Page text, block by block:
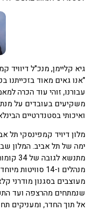
גיא קליימן, מנכ"ל
"אנו גאים מאוד בזכייתנו
עבורנו, זוהי עוד הכרה
משקיעים בעובדים על
ואיכותי בסטנדרטיים
ימה של תל אביב. המלון
מנהלים ו-14
מעוצבים בסגנון מודרני
שנמתחים מהרצפה ועד
אל תוך החדר, ומעניקים